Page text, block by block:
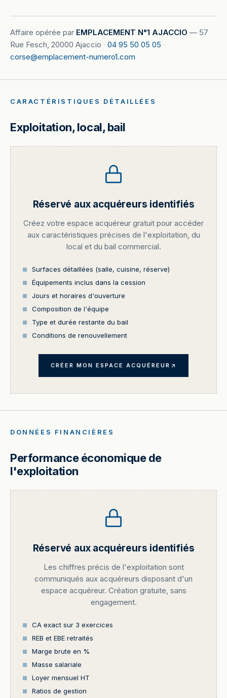
Affaire opérée par EMPLACEMENT N°1 AJACCIO — 57
Rue Fesch, 20000 Ajaccio · 04 95 50 05 05 ·
corse@emplacement-numero1.com
CARACTÉRISTIQUES DÉTAILLÉES
Exploitation, local, bail
Réservé aux acquéreurs identifiés
Créez votre espace acquéreur gratuit pour accéder
aux caractéristiques précises de l'exploitation, du
local et du bail commercial.
Surfaces détaillées (salle, cuisine, réserve)
Équipements inclus dans la cession
Jours et horaires d'ouverture
Composition de l'équipe
Type et durée restante du bail
Conditions de renouvellement
CRÉER MON ESPACE ACQUÉREUR
DONNÉES FINANCIÈRES
Performance économique de
l'exploitation
Réservé aux acquéreurs identifiés
Les chiffres précis de l'exploitation sont
communiqués aux acquéreurs disposant d'un
espace acquéreur. Création gratuite, sans
engagement.
CA exact sur 3 exercices
REB et EBE retraités
Marge brute en %
Masse salariale
Loyer mensuel HT
Ratios de gestion